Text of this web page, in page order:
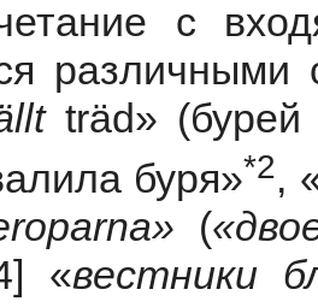
с
различными
lltträd» (бурей
буря»*2,
» (
«вестники